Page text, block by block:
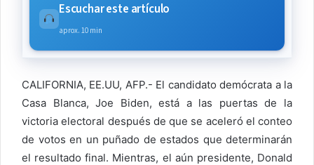
Escuchar este artículo
aprox. 10 min
CALIFORNIA, EE.UU, AFP.- El candidato demócrata a la
Casa Blanca, Joe Biden, está a las puertas de la
victoria electoral después de que se aceleró el conteo
de votos en un puñado de estados que determinarán
el resultado final. Mientras, el aún presidente, Donald